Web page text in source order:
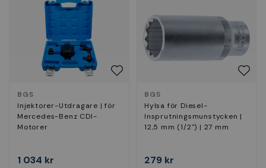
BGS
Injektorer-Utdragare | för
Mercedes-Benz CDI-
Motorer
1 034 kr
BGS
Hylsa för Diesel-
Insprutningsmunstycken |
12,5 mm (1/2") | 27 mm
279 kr